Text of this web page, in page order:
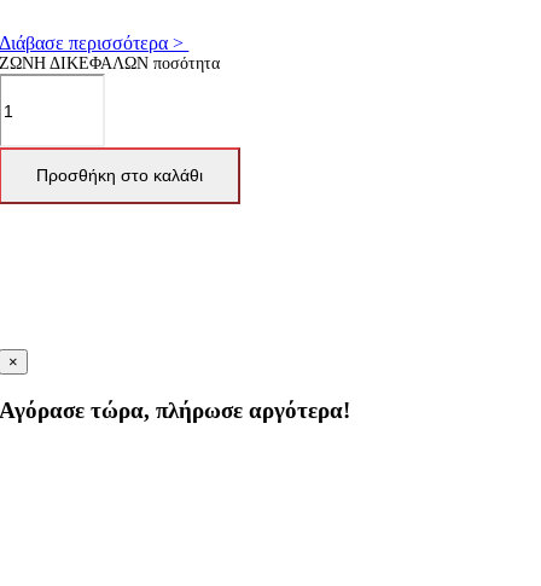
Διάβασε περισσότερα >
ΖΩΝΗ ΔΙΚΕΦΑΛΩΝ ποσότητα
Προσθήκη στο καλάθι
×
Αγόρασε τώρα, πλήρωσε αργότερα!